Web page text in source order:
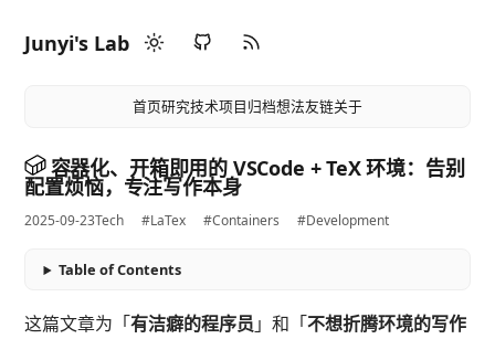
Junyi's Lab
首页研究技术项目归档想法友链关于
容器化、开箱即用的 VSCode + TeX 环境：告别
配置烦恼，专注写作本身
2025-09-23Tech #LaTex #Containers #Development
Table of Contents
这篇文章为「有洁癖的程序员 」和「不想折腾环境的写作